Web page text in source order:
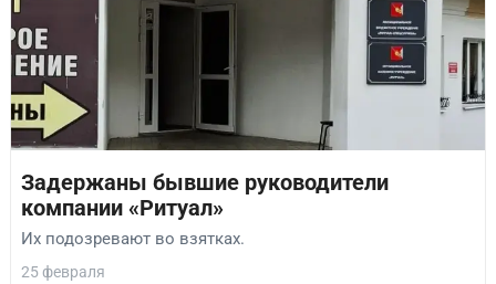
Задержаны бывшие руководители
компании «Ритуал»
Их подозревают во взятках.
25 февраля